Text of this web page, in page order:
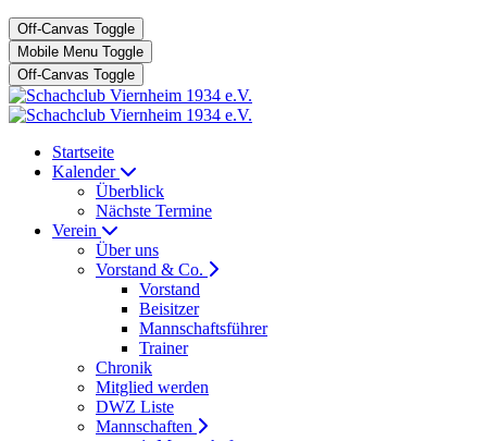
Off-Canvas Toggle
Mobile Menu Toggle
Off-Canvas Toggle
Startseite
Kalender
Überblick
Nächste Termine
Verein
Über uns
Vorstand & Co.
Vorstand
Beisitzer
Mannschaftsführer
Trainer
Chronik
Mitglied werden
DWZ Liste
Mannschaften